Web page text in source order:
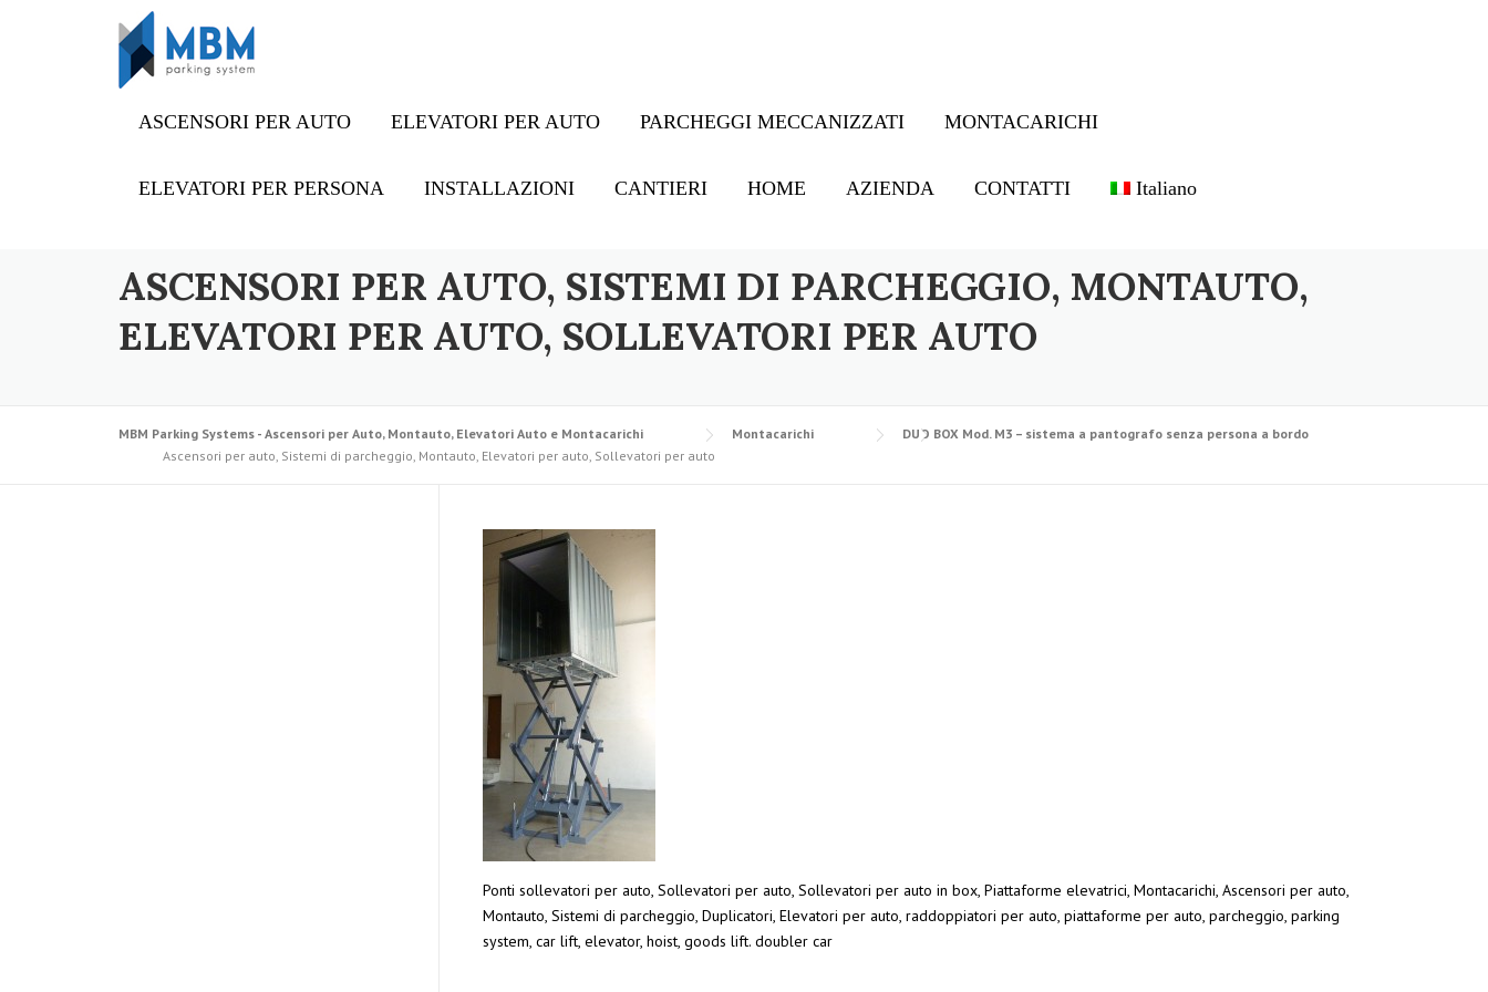
ASCENSORI PER AUTO ELEVATORI PER AUTO PARCHEGGI MECCANIZZATI MONTACARICHI
ELEVATORI PER PERSONA INSTALLAZIONI CANTIERI HOME AZIENDA CONTATTI Italiano
ASCENSORI PER AUTO, SISTEMI DI PARCHEGGIO, MONTAUTO,
ELEVATORI PER AUTO, SOLLEVATORI PER AUTO
MBM Parking Systems - Ascensori per Auto, Montauto, Elevatori Auto e Montacarichi Montacarichi
DUO BOX Mod. M3 – sistema a pantografo senza persona a bordo
Ascensori per auto, Sistemi di parcheggio, Montauto, Elevatori per auto, Sollevatori per auto
Ponti sollevatori per auto, Sollevatori per auto, Sollevatori per auto in box, Piattaforme elevatrici, Montacarichi, Ascensori per auto,
Montauto, Sistemi di parcheggio, Duplicatori, Elevatori per auto, raddoppiatori per auto, piattaforme per auto, parcheggio, parking
system, car lift, elevator, hoist, goods lift. doubler car